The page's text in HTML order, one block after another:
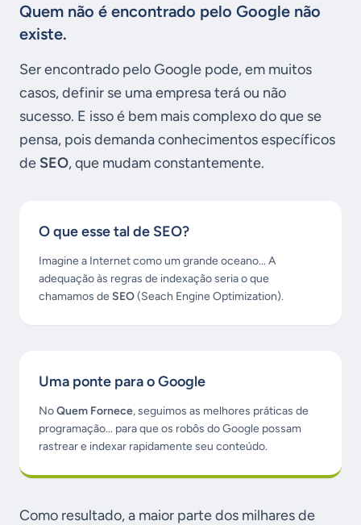
Quem não é encontrado pelo Google não
existe.
Ser encontrado pelo Google pode, em muitos
casos, definir se uma empresa terá ou não
sucesso. E isso é bem mais complexo do que se
pensa, pois demanda conhecimentos específicos
de SEO, que mudam constantemente.
O que esse tal de SEO?
Imagine a Internet como um grande oceano... A
adequação às regras de indexação seria o que
chamamos de SEO(Seach Engine Optimization).
Uma ponte para o Google
NoQuem Fornece, seguimos as melhores práticas de
programação... para que os robôs do Google possam
rastrear e indexar rapidamente seu conteúdo.
Como resultado, a maior parte dos milhares de